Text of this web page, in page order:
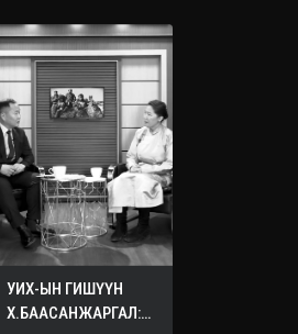
УИХ-ЫН ГИШҮҮН
Х.БААСАНЖАРГАЛ: